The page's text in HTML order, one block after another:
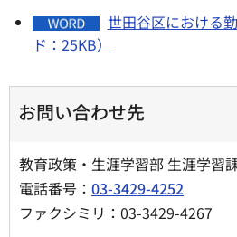
世田谷区における
ド：25KB）
お問い合わせ先
教育政策・生涯学習部 生涯学習
電話番号： 03-3429-4252
ファクシミリ：03-3429-4267